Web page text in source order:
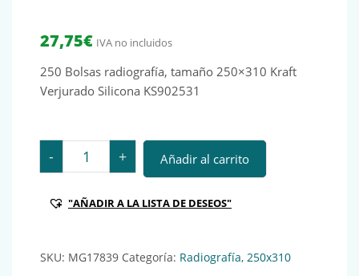
27,75€ IVA no incluidos
250 Bolsas radiografía, tamaño 250×310 Kraft
Verjurado Silicona KS902531
- 250 Bolsas radiografía, tamaño 250x310 Kraft
+ Añadir al carrito
"AÑADIR A LA LISTA DE DESEOS"
SKU: MG17839 Categoría: Radiografía, 250x310